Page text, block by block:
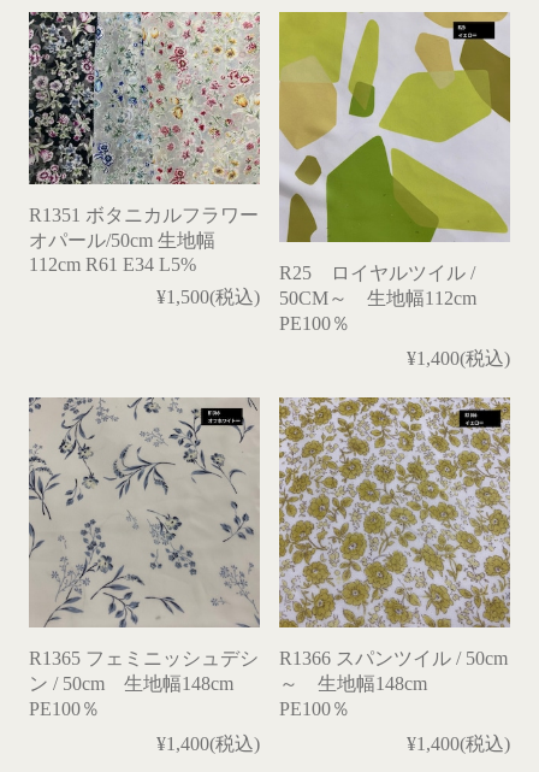
R1351 ボタニカルフラワー
オパール/50cm 生地幅
112cm R61 E34 L5%
¥1,500(税込)
R25 ロイヤルツイル /
50CM～ 生地幅112cm
PE100％
¥1,400(税込)
R1365 フェミニッシュデシ
ン / 50cm 生地幅148cm
PE100％
¥1,400(税込)
R1366 スパンツイル / 50cm
～ 生地幅148cm
PE100％
¥1,400(税込)